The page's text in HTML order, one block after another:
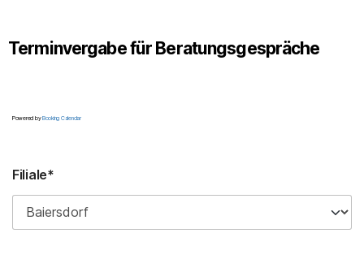
Terminvergabe für Beratungsgespräche
Powered byBooking Calendar
Filiale*